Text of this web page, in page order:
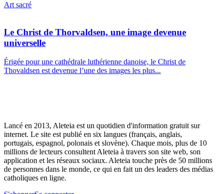
Art sacré
Le Christ de Thorvaldsen, une image devenue
universelle
Érigée pour une cathédrale luthérienne danoise, le Christ de
Thovaldsen est devenue l’une des images les plus...
Lancé en 2013, Aleteia est un quotidien d'information gratuit sur
internet. Le site est publié en six langues (français, anglais,
portugais, espagnol, polonais et slovène). Chaque mois, plus de 10
millions de lecteurs consultent Aleteia à travers son site web, son
application et les réseaux sociaux. Aleteia touche près de 50 millions
de personnes dans le monde, ce qui en fait un des leaders des médias
catholiques en ligne.